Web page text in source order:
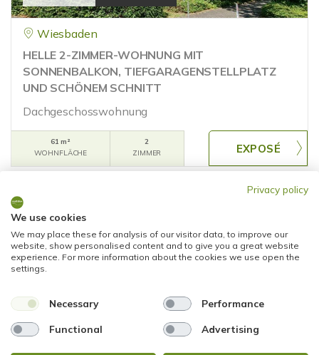
Wiesbaden
HELLE 2-ZIMMER-WOHNUNG MIT
SONNENBALKON, TIEFGARAGENSTELLPLATZ
UND SCHÖNEM SCHNITT
Dachgeschosswohnung
61 m²
WOHNFLÄCHE
2
ZIMMER
Wiesbaden
Privacy policy
We use cookies
We may place these for analysis of our visitor data, to improve our
website, show personalised content and to give you a great website
experience. For more information about the cookies we use open the
settings.
Necessary Performance
Functional Advertising